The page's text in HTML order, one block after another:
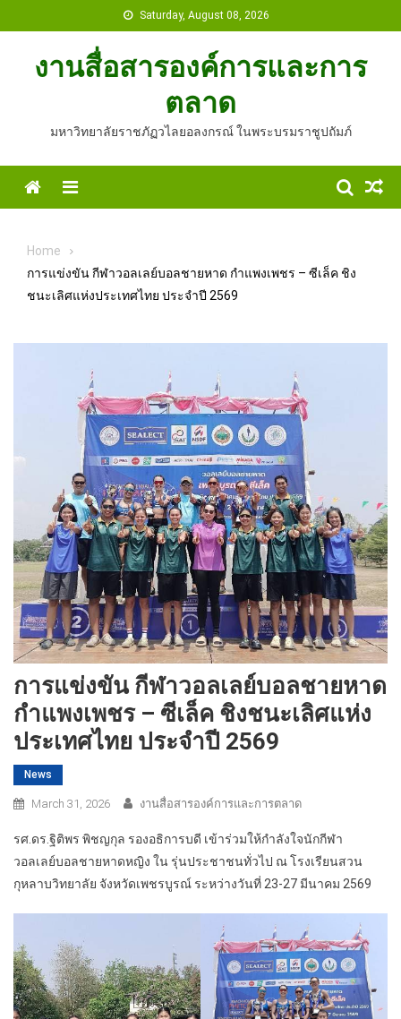
to
Saturday, August 08, 2026
งานสื่อสารองค์การและการ
ตลาด
มหาวิทยาลัยราชภัฏวไลยอลงกรณ์ ในพระบรมราชูปถัมภ์
HomeMenu
Home
การแข่งขัน กีฬาวอลเลย์บอลชายหาด กำแพงเพชร – ซีเล็ค ชิง
ชนะเลิศแห่งประเทศไทย ประจำปี 2569
การแข่งขัน กีฬาวอลเลย์บอลชายหาด
กำแพงเพชร – ซีเล็ค ชิงชนะเลิศแห่ง
ประเทศไทย ประจำปี 2569
News
March 31, 2026 งานสื่อสารองค์การและการตลาด
รศ.ดร.ฐิติพร พิชญกุล รองอธิการบดี เข้าร่วมให้กำลังใจนักกีฬา
วอลเลย์บอลชายหาดหญิง ใน รุ่นประชาชนทั่วไป ณ โรงเรียนสวน
กุหลาบวิทยาลัย จังหวัดเพชรบูรณ์ ระหว่างวันที่ 23-27 มีนาคม 2569